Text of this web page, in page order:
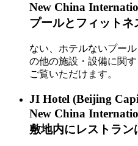
New China
プールとフィットネ
ない、ホテルないプー
の他の施設・設備に関
ご覧いただけます。
JI Hotel (Beijing
New China
敷地内にレストラン